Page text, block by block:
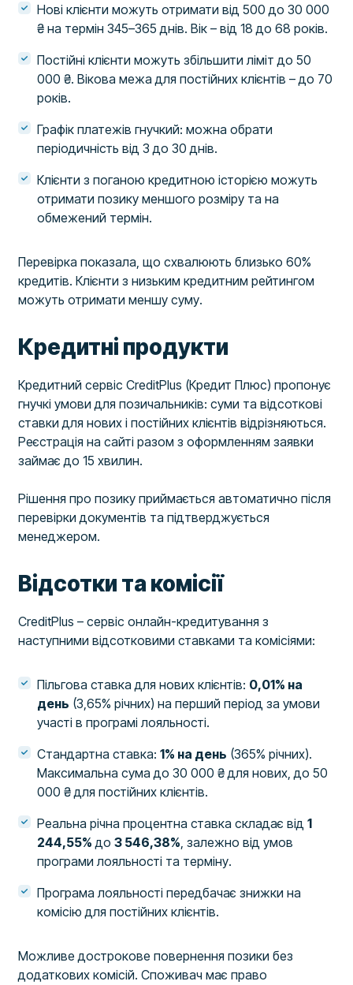
Нові клієнти можуть отримати від 500 до 30 000
₴ на термін 345–365 днів. Вік – від 18 до 68 років.
Постійні клієнти можуть збільшити ліміт до 50
000 ₴. Вікова межа для постійних клієнтів – до 70
років.
Графік платежів гнучкий: можна обрати
періодичність від 3 до 30 днів.
Клієнти з поганою кредитною історією можуть
отримати позику меншого розміру та на
обмежений термін.
Перевірка показала, що схвалюють близько 60%
кредитів. Клієнти з низьким кредитним рейтингом
можуть отримати меншу суму.
Кредитні продукти
Кредитний сервіс CreditPlus (Кредит Плюс) пропонує
гнучкі умови для позичальників: суми та відсоткові
ставки для нових і постійних клієнтів відрізняються.
Реєстрація на сайті разом з оформленням заявки
займає до 15 хвилин.
Рішення про позику приймається автоматично після
перевірки документів та підтверджується
менеджером.
Відсотки та комісії
CreditPlus – сервіс онлайн-кредитування з
наступними відсотковими ставками та комісіями:
Пільгова ставка для нових клієнтів: 0,01% на
день (3,65% річних) на перший період за умови
участі в програмі лояльності.
Стандартна ставка:1% на день (365% річних).
Максимальна сума до 30 000 ₴ для нових, до 50
000 ₴ для постійних клієнтів.
Реальна річна процентна ставка складає від1
244,55% до3 546,38%, залежно від умов
програми лояльності та терміну.
Програма лояльності передбачає знижки на
комісію для постійних клієнтів.
Можливе дострокове повернення позики без
додаткових комісій. Споживач має право